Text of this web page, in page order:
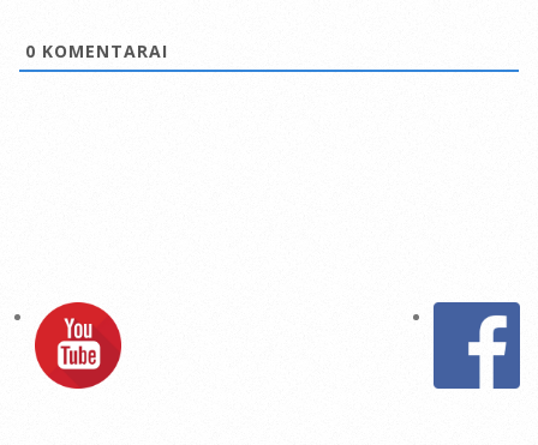
0 KOMENTARAI